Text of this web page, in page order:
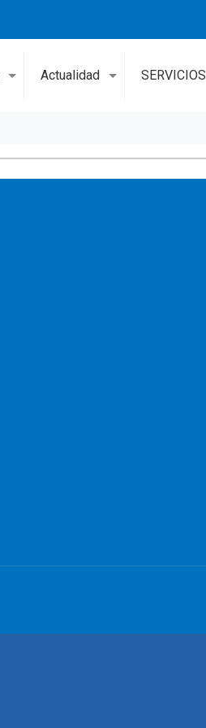
Actualidad SERVICIOS